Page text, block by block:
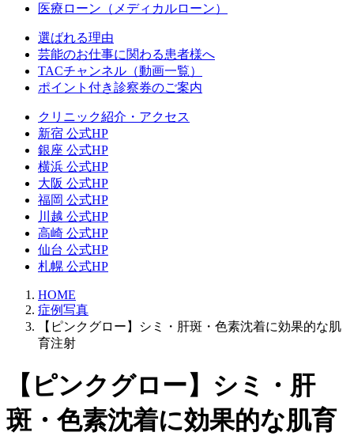
医療ローン（メディカルローン）
選ばれる理由
芸能のお仕事に関わる患者様へ
TACチャンネル（動画一覧）
ポイント付き診察券のご案内
クリニック紹介・アクセス
新宿 公式HP
銀座 公式HP
横浜 公式HP
大阪 公式HP
福岡 公式HP
川越 公式HP
高崎 公式HP
仙台 公式HP
札幌 公式HP
HOME
症例写真
【ピンクグロー】シミ・肝斑・色素沈着に効果的な肌
育注射
【ピンクグロー】シミ・肝
斑・色素沈着に効果的な肌育